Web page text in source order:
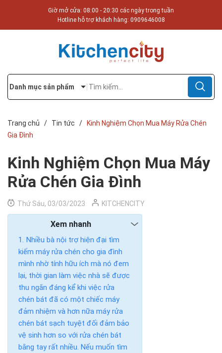
Giờ mở cửa: 08:00 - 20:30 các ngày trong tuần
Hotline hỗ trợ khách hàng: 0909646008
Danh mục sản phẩm
Trang chủ / Tin tức /
Kinh Nghiệm Chọn Mua Máy Rửa Chén
Gia Đình
Kinh Nghiệm Chọn Mua Máy
Rửa Chén Gia Đình
Thứ Sáu, 03/03/2023 KITCHENCITY
Xem nhanh
Nhiều bà nội trợ hiện đại tìm
kiếm máy rửa chén cho gia đình
mình nhờ tính hữu ích mà nó đem
lại, thời gian làm việc nhà sẽ được
thu ngắn đáng kể khi việc rửa
chén bát đã có một chiếc máy
đảm nhiệm và hơn nữa máy rửa
chén bát sạch tuyệt đối đảm bảo
vệ sinh hơn so với rửa chén bát
bằng tay rất nhiều. Nếu muốn tìm